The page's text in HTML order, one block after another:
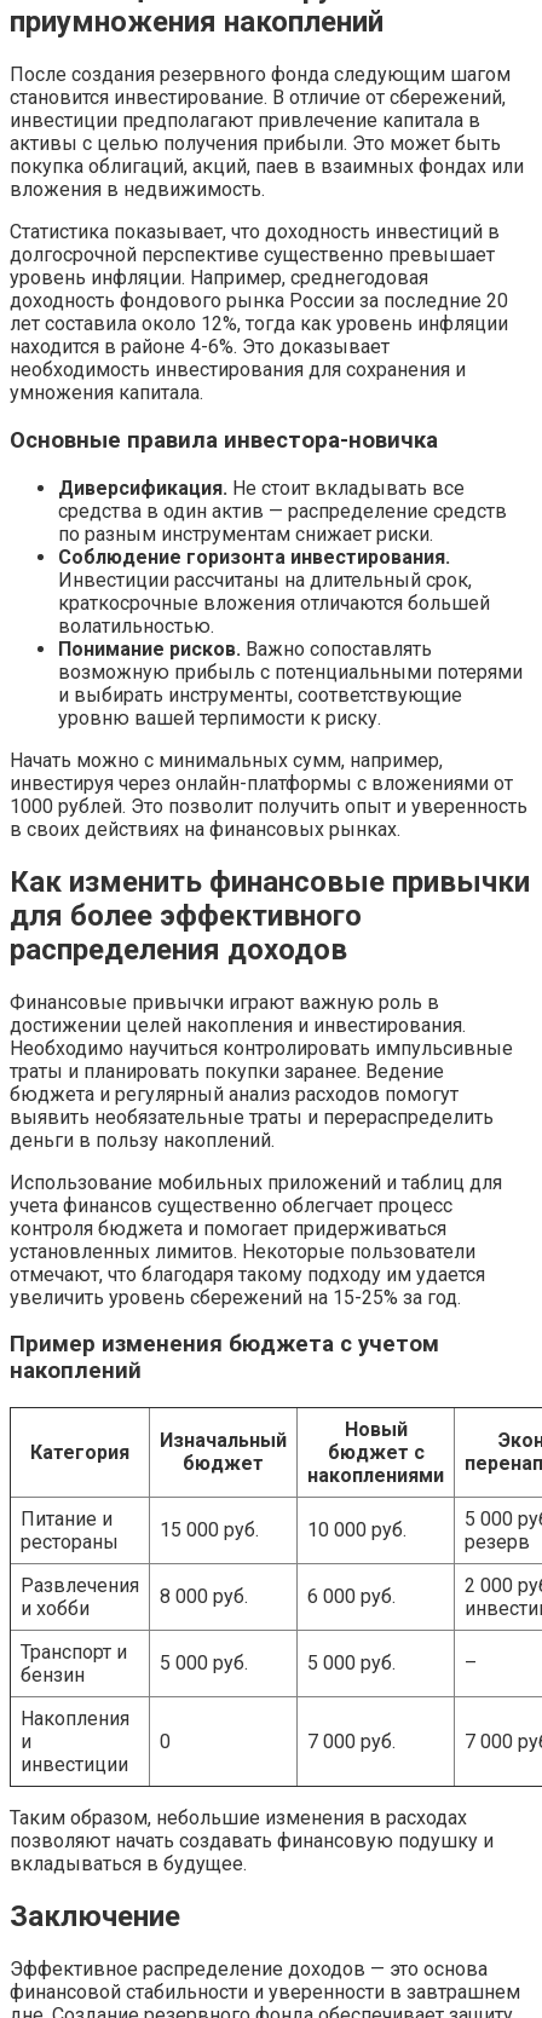
приумножения накоплений
После создания резервного фонда следующим шагом
становится инвестирование. В отличие от сбережений,
инвестиции предполагают привлечение капитала в
активы с целью получения прибыли. Это может быть
покупка облигаций, акций, паев в взаимных фондах или
вложения в недвижимость.
Статистика показывает, что доходность инвестиций в
долгосрочной перспективе существенно превышает
уровень инфляции. Например, среднегодовая
доходность фондового рынка России за последние 20
лет составила около 12%, тогда как уровень инфляции
находится в районе 4-6%. Это доказывает
необходимость инвестирования для сохранения и
умножения капитала.
Основные правила инвестора-новичка
Диверсификация. Не стоит вкладывать все
средства в один актив — распределение средств
по разным инструментам снижает риски.
Соблюдение горизонта инвестирования.
Инвестиции рассчитаны на длительный срок,
краткосрочные вложения отличаются большей
волатильностью.
Понимание рисков. Важно сопоставлять
возможную прибыль с потенциальными потерями
и выбирать инструменты, соответствующие
уровню вашей терпимости к риску.
Начать можно с минимальных сумм, например,
инвестируя через онлайн-платформы с вложениями от
1000 рублей. Это позволит получить опыт и уверенность
в своих действиях на финансовых рынках.
Как изменить финансовые привычки
для более эффективного
распределения доходов
Финансовые привычки играют важную роль в
достижении целей накопления и инвестирования.
Необходимо научиться контролировать импульсивные
траты и планировать покупки заранее. Ведение
бюджета и регулярный анализ расходов помогут
выявить необязательные траты и перераспределить
деньги в пользу накоплений.
Использование мобильных приложений и таблиц для
учета финансов существенно облегчает процесс
контроля бюджета и помогает придерживаться
установленных лимитов. Некоторые пользователи
отмечают, что благодаря такому подходу им удается
увеличить уровень сбережений на 15-25% за год.
Пример изменения бюджета с учетом
накоплений
Категория
Изначальный
бюджет
Новый
бюджет с
накоплениями
Питание и
рестораны
15 000 руб. 10 000 руб.
5 000
резерв
Развлечения
и хобби
8 000 руб. 6 000 руб.
2 000
Транспорт и
бензин
5 000 руб. 5 000 руб. –
Накопления
и
инвестиции
0 7 000 руб. 7 000
Таким образом, небольшие изменения в расходах
позволяют начать создавать финансовую подушку и
вкладываться в будущее.
Заключение
Эффективное распределение доходов — это основа
финансовой стабильности и уверенности в завтрашнем